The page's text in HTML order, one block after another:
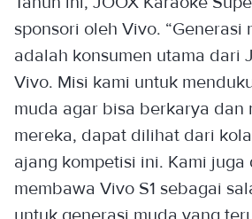
sponsori oleh Vivo. “Generasi
adalah konsumen utama dari
Vivo. Misi kami untuk
muda agar bisa berkarya dan
mereka, dapat dilihat dari
ajang kompetisi ini. Kami juga
membawa Vivo S1 sebagai